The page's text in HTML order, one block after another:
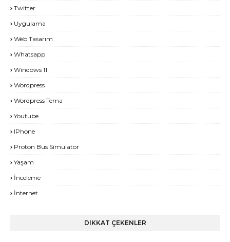
Twitter
Uygulama
Web Tasarım
Whatsapp
Windows 11
Wordpress
Wordpress Tema
Youtube
IPhone
Proton Bus Simulator
Yaşam
İnceleme
İnternet
DIKKAT ÇEKENLER